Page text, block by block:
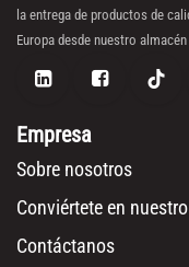
la entrega de productos de
Europa desde nuestro
Empresa
Sobre nosotros
Conviértete en
Contáctanos